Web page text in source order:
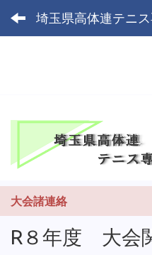
埼玉県高体連テニ
大会諸連絡
R８年度 大会